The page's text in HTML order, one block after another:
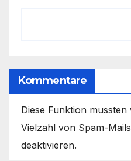
Kommentare
Diese Funktion
Vielzahl von Spam-
deaktivieren.